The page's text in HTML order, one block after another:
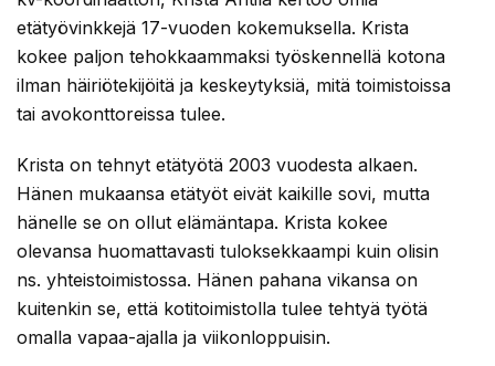
etätyövinkkejä 17-vuoden kokemuksella. Krista
kokee paljon tehokkaammaksi työskennellä kotona
ilman häiriötekijöitä ja keskeytyksiä, mitä toimistoissa
tai avokonttoreissa tulee.
Krista on tehnyt etätyötä 2003 vuodesta alkaen.
Hänen mukaansa etätyöt eivät kaikille sovi, mutta
hänelle se on ollut elämäntapa. Krista kokee
olevansa huomattavasti tuloksekkaampi kuin olisin
ns. yhteistoimistossa. Hänen pahana vikansa on
kuitenkin se, että kotitoimistolla tulee tehtyä työtä
omalla vapaa-ajalla ja viikonloppuisin.